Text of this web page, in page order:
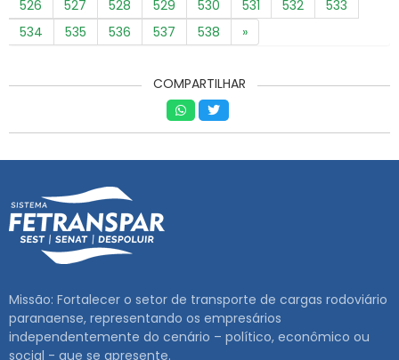
526
527 528 529 530 531 532
533
534
535 536 537 538 »
COMPARTILHAR
Missão: Fortalecer o setor de transporte de cargas rodoviário
paranaense, representando os empresários
independentemente do cenário – político, econômico ou
social - que se apresente.